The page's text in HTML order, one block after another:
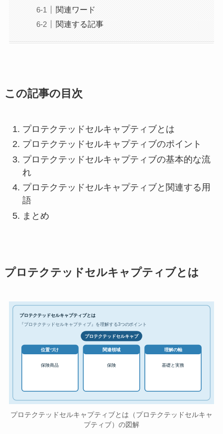
関連ワード
関連する記事
この記事の目次
プロテクテッドセルキャプティブとは
プロテクテッドセルキャプティブのポイント
プロテクテッドセルキャプティブの基本的な流
れ
プロテクテッドセルキャプティブと関連する用
語
まとめ
プロテクテッドセルキャプティブとは
プロテクテッドセルキャプティブとは
『プロテクテッドセルキャプティブ』を理解する3つのポイント
プロテクテッドセルキャプ
位置づけ
保険商品
関連領域
保険
理解の軸
基礎と実務
プロテクテッドセルキャプティブとは（プロテクテッドセルキャ
プティブ）の図解